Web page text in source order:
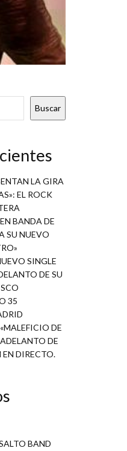
Buscar
LA GIRA
EL ROCK
BANDA DE
SU NUEVO
SINGLE
DE SU
35
DE
DE
DIRECTO.
BAND